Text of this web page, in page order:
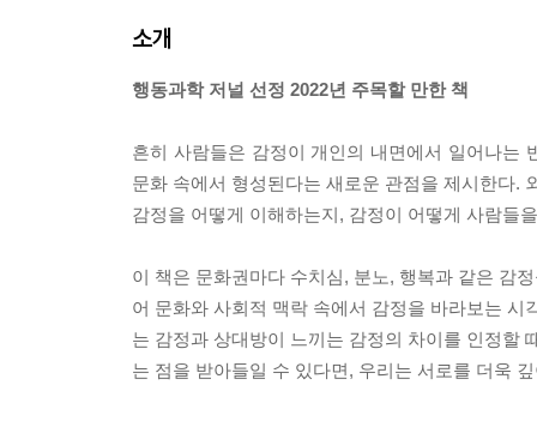
소개
행동과학 저널 선정 2022년 주목할 만한 책
흔히 사람들은 감정이 개인의 내면에서 일어나는
문화 속에서 형성된다는 새로운 관점을 제시한다.
감정을 어떻게 이해하는지, 감정이 어떻게 사람들
이 책은 문화권마다 수치심, 분노, 행복과 같은 감
어 문화와 사회적 맥락 속에서 감정을 바라보는
는 감정과 상대방이 느끼는 감정의 차이를 인정할
는 점을 받아들일 수 있다면, 우리는 서로를 더욱